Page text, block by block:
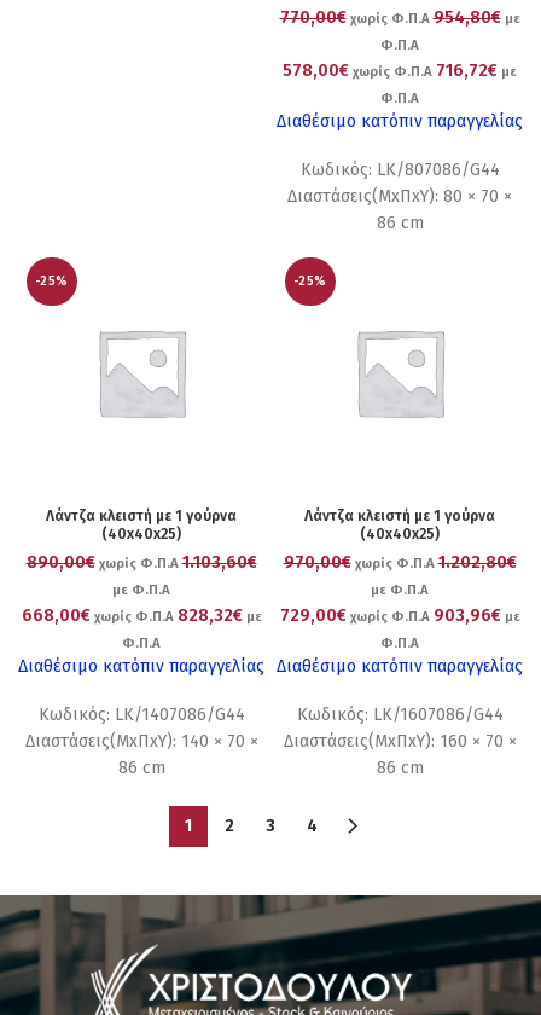
770,00€χωρίς Φ.Π.Α954,80€με
Φ.Π.Α
578,00€ χωρίς Φ.Π.Α 716,72€ με
Φ.Π.Α
Διαθέσιμο κατόπιν παραγγελίας
Κωδικός: LK/807086/G44
Διαστάσεις(ΜxΠxΥ): 80 × 70 ×
86 cm
-25%
Λάντζα κλειστή με 1 γούρνα
(40x40x25)
890,00€χωρίς Φ.Π.Α1.103,60€
με Φ.Π.Α
668,00€ χωρίς Φ.Π.Α 828,32€ με
Φ.Π.Α
Διαθέσιμο κατόπιν παραγγελίας
Κωδικός: LK/1407086/G44
Διαστάσεις(ΜxΠxΥ): 140 × 70 ×
86 cm
-25%
Λάντζα κλειστή με 1 γούρνα
(40x40x25)
970,00€χωρίς Φ.Π.Α1.202,80€
με Φ.Π.Α
729,00€ χωρίς Φ.Π.Α 903,96€ με
Φ.Π.Α
Διαθέσιμο κατόπιν παραγγελίας
Κωδικός: LK/1607086/G44
Διαστάσεις(ΜxΠxΥ): 160 × 70 ×
86 cm
1 2 3 4